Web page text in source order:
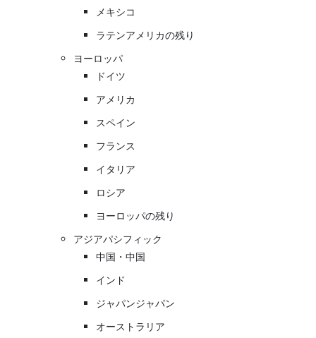
メキシコ
ラテンアメリカの残り
ヨーロッパ
ドイツ
アメリカ
スペイン
フランス
イタリア
ロシア
ヨーロッパの残り
アジアパシフィック
中国・中国
インド
ジャパンジャパン
オーストラリア